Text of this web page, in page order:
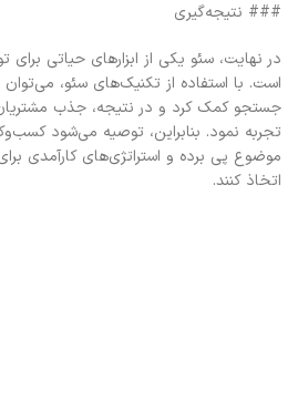
### نتیجه‌گیری
در نهایت، سئو یکی از ابزارهای حیاتی
است. با استفاده از تکنیک‌های سئو، می‌توان
جستجو کمک کرد و در نتیجه، جذب
تجربه نمود. بنابراین، توصیه می‌شود
موضوع پی برده و استراتژی‌های کارآمدی
اتخاذ کنند.